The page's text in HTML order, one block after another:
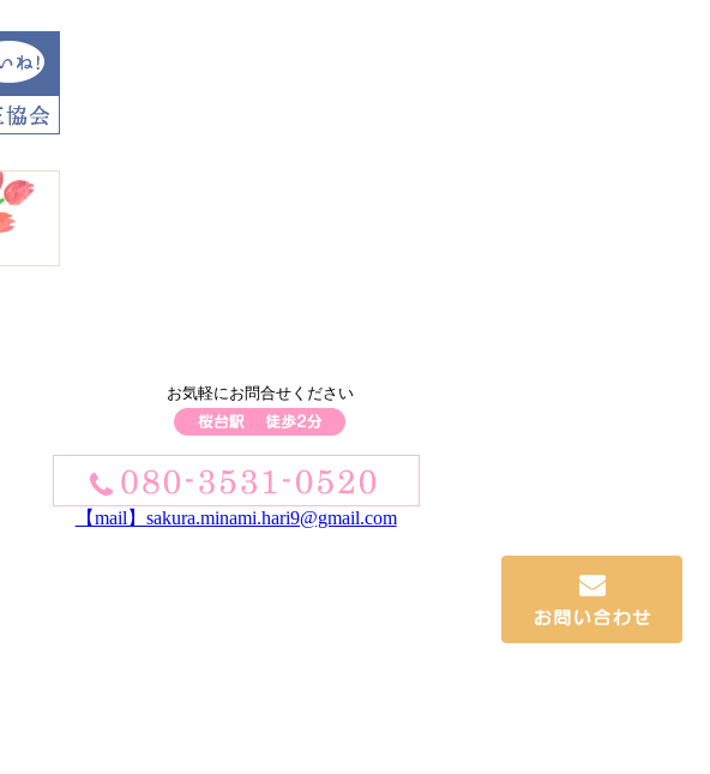
お気軽にお問合せください
【mail】sakura.minami.hari9@gmail.com